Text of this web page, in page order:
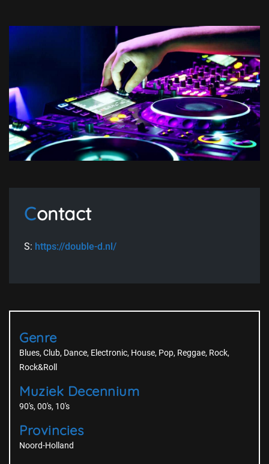
Contact
S: https://double-d.nl/
Genre
Blues Club Dance Electronic House Pop Reggae Rock
Rock&Roll
Muziek Decennium
90's 00's 10's
Provincies
Noord-Holland